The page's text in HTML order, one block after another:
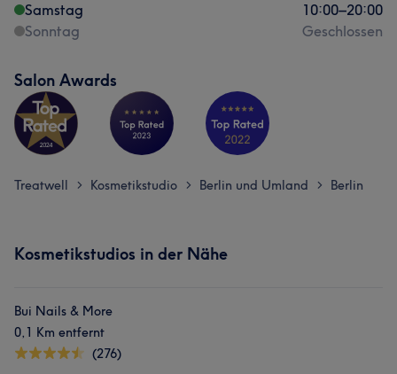
Samstag
10:00–20:00
Sonntag
Geschlossen
Salon Awards
Treatwell > Kosmetikstudio > Berlin und Umland > Berlin
Kosmetikstudios in der Nähe
Bui Nails & More
0,1 Km entfernt
(276)